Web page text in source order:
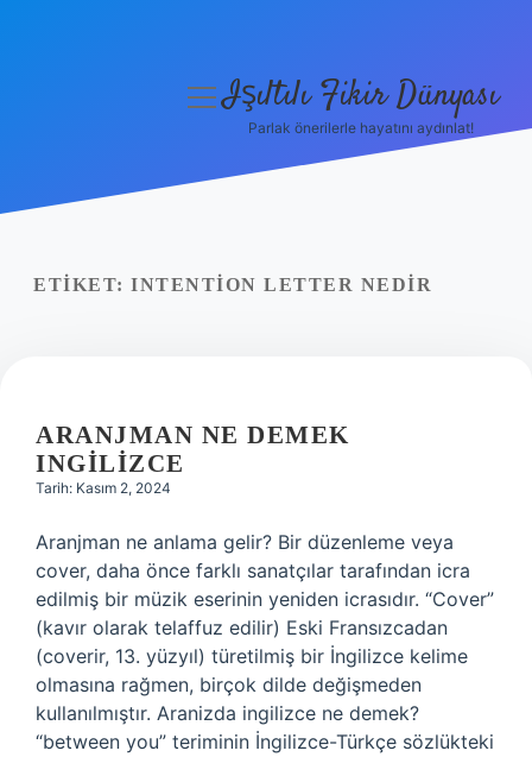
Yasal Uyarı
menüyüIşıltılı Fikir Dünyası
Parlak önerilerle hayatını aydınlat!
ETIKET: INTENTION LETTER NEDIR
ARANJMAN NE DEMEK
INGILIZCE
Tarih: Kasım 2, 2024
Aranjman ne anlama gelir? Bir düzenleme veya
cover, daha önce farklı sanatçılar tarafından icra
edilmiş bir müzik eserinin yeniden icrasıdır. “Cover”
(kavır olarak telaffuz edilir) Eski Fransızcadan
(coverir, 13. yüzyıl) türetilmiş bir İngilizce kelime
olmasına rağmen, birçok dilde değişmeden
kullanılmıştır. Aranizda ingilizce ne demek?
“between you” teriminin İngilizce-Türkçe sözlükteki